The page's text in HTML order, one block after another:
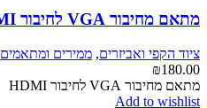
מתאם מחיבור VGA לחיבור HDMI
ציוד הקפי ואביזרים, ממירים ומתאמים
₪180.00
מתאם מחיבור VGA לחיבור HDMI
Add to wishlist